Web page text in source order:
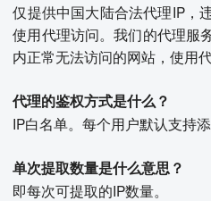
仅提供中国大陆合法代理IP，
使用代理访问。我们的代理服
内正常无法访问的网站，使用
代理的鉴权方式是什么？
IP白名单。每个用户默认支持
单次提取数量是什么意思？
即每次可提取的IP数量。